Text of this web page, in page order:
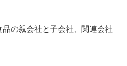
品の親会社と子会社、関連会社